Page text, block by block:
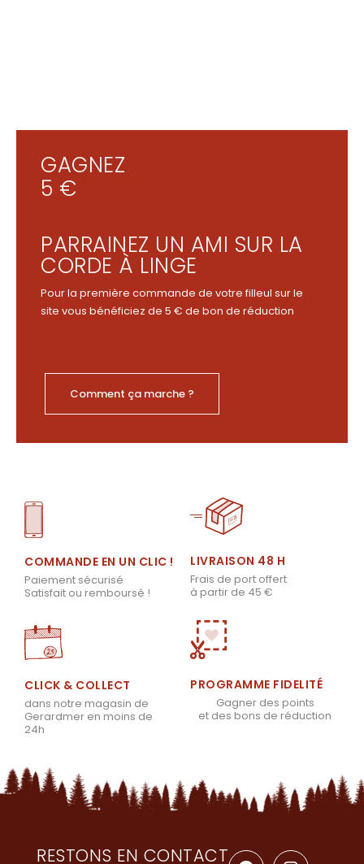
GAGNEZ
5 €
PARRAINEZ UN AMI SUR LA
CORDE À LINGE
Pour la première commande de votre filleul sur le
site vous bénéficiez de 5 € de bon de réduction
Comment ça marche ?
COMMANDE EN UN CLIC !
Paiement sécurisé
Satisfait ou remboursé !
LIVRAISON 48 H
Frais de port offert
à partir de 45 €
CLICK & COLLECT
dans notre magasin de
Gerardmer en moins de
24h
PROGRAMME FIDELITÉ
Gagner des points
et des bons de réduction
RESTONS EN CONTACT